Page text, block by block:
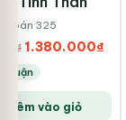
bán 325
₫ Giá
gốc
là:
2.400.000₫.
1.380.000₫
là:
vào giỏ